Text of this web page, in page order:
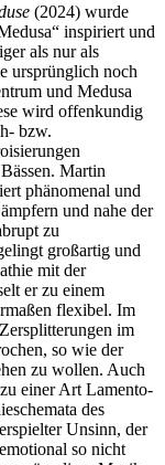
(2024) wurde
inspiriert und
als nur als
ursprünglich noch
und Medusa
wird offenkundig
bzw.
Martin
phänomenal und
und nahe der
zu
großartig und
mit der
er zu einem
flexibel. Im
im
so wie der
zu wollen. Auch
einer Art Lamento-
des
Unsinn, der
so nicht